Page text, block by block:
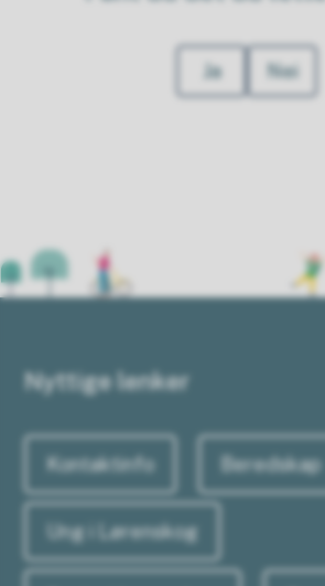
Ja Nei
Nyttige lenker
Kontaktinfo Beredskap
Ung i Lørenskog